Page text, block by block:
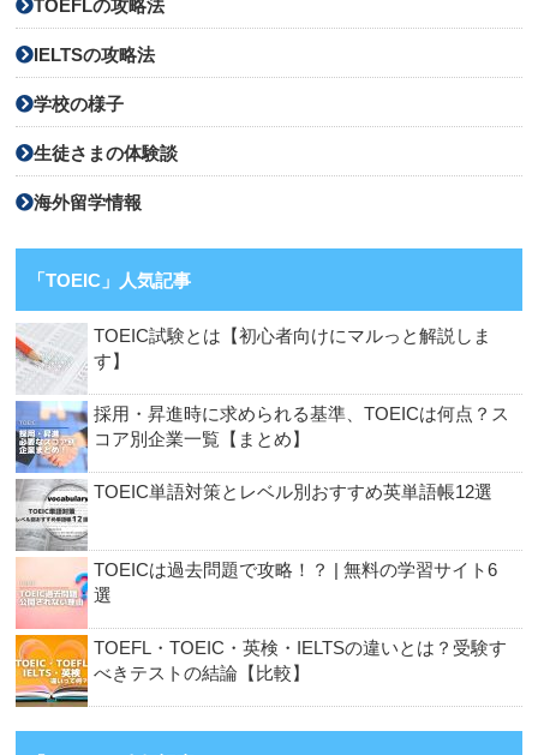
TOEFLの攻略法
IELTSの攻略法
学校の様子
生徒さまの体験談
海外留学情報
「TOEIC」人気記事
TOEIC試験とは【初心者向けにマルっと解説しま
す】
採用・昇進時に求められる基準、TOEICは何点？ス
コア別企業一覧【まとめ】
TOEIC単語対策とレベル別おすすめ英単語帳12選
TOEICは過去問題で攻略！？ | 無料の学習サイト6
選
TOEFL・TOEIC・英検・IELTSの違いとは？受験す
べきテストの結論【比較】